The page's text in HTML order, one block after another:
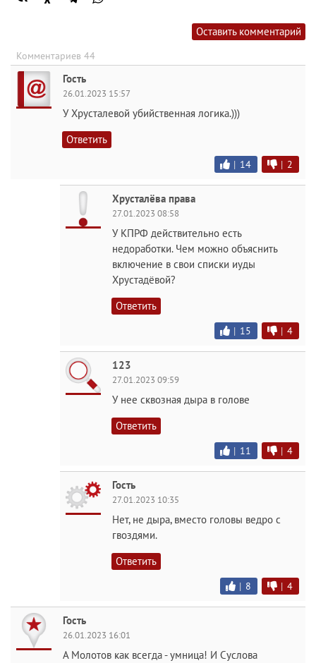
Оставить комментарий
Комментариев 44
Гость
26.01.2023 15:57
У Хрусталевой убийственная логика.)))
Ответить
| 14 | 2
Хрусталёва права
27.01.2023 08:58
У КПРФ действительно есть
недоработки. Чем можно объяснить
включение в свои списки иуды
Хрустадёвой?
Ответить
| 15 | 4
123
27.01.2023 09:59
У нее сквозная дыра в голове
Ответить
| 11 | 4
Гость
27.01.2023 10:35
Нет, не дыра, вместо головы ведро с
гвоздями.
Ответить
| 8 | 4
Гость
26.01.2023 16:01
А Молотов как всегда - умница! И Суслова